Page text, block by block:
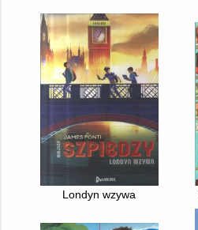
Londyn wzywa